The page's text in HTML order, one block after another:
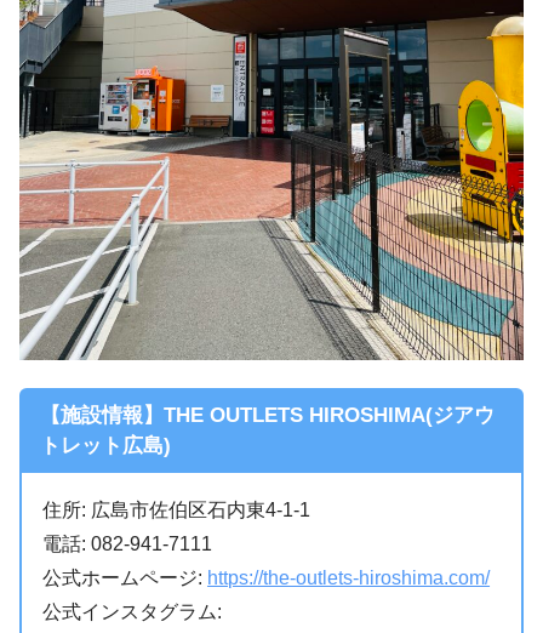
【施設情報】THE OUTLETS HIROSHIMA(ジアウ
トレット広島)
住所: 広島市佐伯区石内東4-1-1
電話: 082-941-7111
公式ホームページ: https://the-outlets-hiroshima.com/
公式インスタグラム: